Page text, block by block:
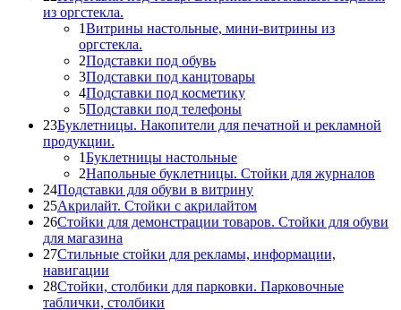
из оргстекла.
1Витрины настольные, мини-витрины из
оргстекла.
2Подставки под обувь
3Подставки под канцтовары
4Подставки под косметику
5Подставки под телефоны
23Буклетницы. Накопители для печатной и рекламной
продукции.
1Буклетницы настольные
2Напольные буклетницы. Стойки для журналов
24Подставки для обуви в витрину
25Акрилайт. Стойки с акрилайтом
26Стойки для демонстрации товаров. Стойки для обуви
для магазина
27Стильные стойки для рекламы, информации,
навигации
28Стойки, столбики для парковки. Парковочные
таблички, столбики